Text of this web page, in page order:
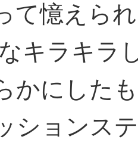
て憶えら
なキラキラ
かにした
ションス